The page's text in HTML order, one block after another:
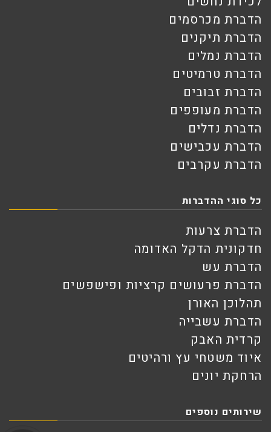
הדברת מכרסמים
הדברת תיקנים
הדברת נמלים
הדברת טרמיטים
הדברת זבובים
הדברת מעופפים
הדברת נדלים
הדברת עכבישים
הדברת עקרבים
כל סוגי ההדברות
הדברת צרעות
חדקונית הדקל האדומה
הדברת עש
הדברת פרעושים קרציות ופישפשים
תהלוכן האורן
הדברת עשבייה
קרדית האבק
איוד משטחי עץ ורהיטים
הרחקת יונים
שירותים נוספים